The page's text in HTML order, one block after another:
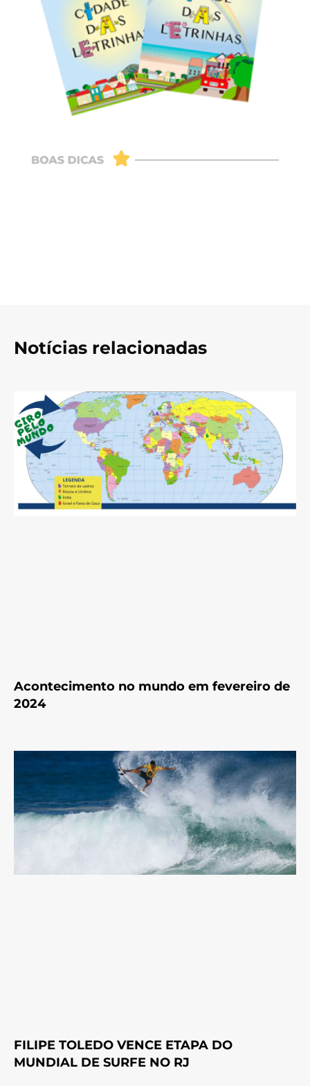
Notícias relacionadas
Acontecimento no mundo em fevereiro de
2024
FILIPE TOLEDO VENCE ETAPA DO
MUNDIAL DE SURFE NO RJ